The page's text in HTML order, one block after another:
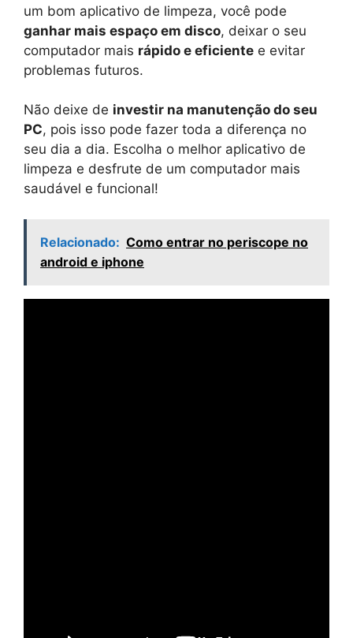
um bom aplicativo de limpeza, você pode
ganhar mais espaço em disco, deixar o seu
computador mais rápido e eficiente e evitar
problemas futuros.
Não deixe de investir na manutenção do seu
PC, pois isso pode fazer toda a diferença no
seu dia a dia. Escolha o melhor aplicativo de
limpeza e desfrute de um computador mais
saudável e funcional!
Relacionado: Como entrar no periscope no
android e iphone